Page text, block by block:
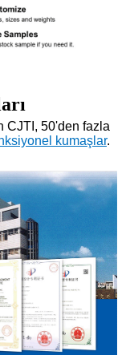
CJTI, 50'den fazla
kumaşlar.